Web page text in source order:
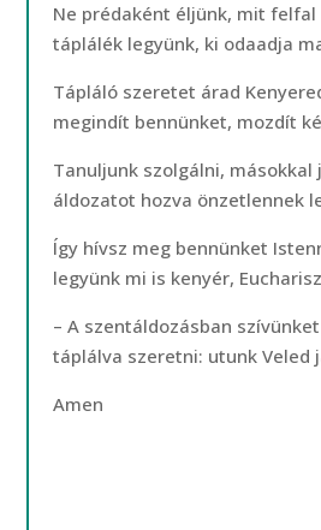
Ne prédaként éljünk, mit felfal
táplálék legyünk, ki odaadja
Tápláló szeretet árad
megindít bennünket, mozdít
Tanuljunk szolgálni, másokkal
áldozatot hozva önzetlennek
Így hívsz meg bennünket
legyünk mi is kenyér,
– A szentáldozásban
táplálva szeretni: utunk Veled
Amen